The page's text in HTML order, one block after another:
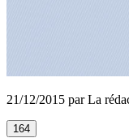
21/12/2015 par La
164